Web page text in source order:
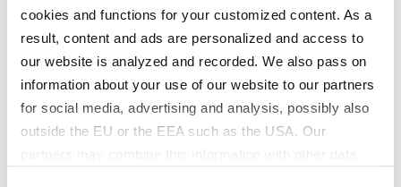
cookies and functions for your customized content. As a
result, content and ads are personalized and access to
our website is analyzed and recorded. We also pass on
information about your use of our website to our partners
for social media, advertising and analysis, possibly also
outside the EU or the EEA such as the USA. Our